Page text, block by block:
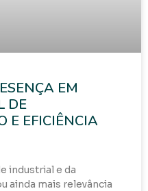
EM
DE
E EFICIÊNCIA
industrial e da
ainda mais relevância